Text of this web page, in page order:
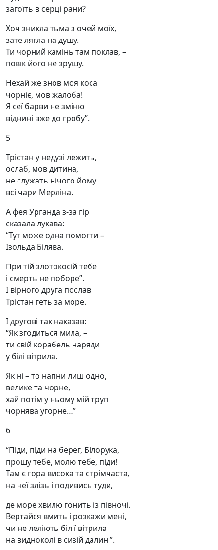
загоїть в серці рани?
Хоч зникла тьма з очей моїх,
зате лягла на душу.
Ти чорний камінь там поклав, –
повік його не зрушу.
Нехай же знов моя коса
чорніє, мов жалоба!
Я сеї барви не зміню
віднині вже до гробу”.
5
Трістан у недузі лежить,
ослаб, мов дитина,
не служать нічого йому
всі чари Мерліна.
А фея Урганда з-за гір
сказала лукава:
“Тут може одна помогти –
Ізольда Білява.
При тій злотокосій тебе
і смерть не поборе”.
І вірного друга послав
Трістан геть за море.
І другові так наказав:
“Як згодиться мила, –
ти свій корабель наряди
у білі вітрила.
Як ні – то напни лиш одно,
велике та чорне,
хай потім у ньому мій труп
чорнява угорне…”
6
“Піди, піди на берег, Білорука,
прошу тебе, молю тебе, піди!
Там є гора висока та стрімчаста,
на неї злізь і подивись туди,
де море хвилю гонить із півночі.
Вертайся вмить і розкажи мені,
чи не леліють білії вітрила
на видноколі в сизій далині”.